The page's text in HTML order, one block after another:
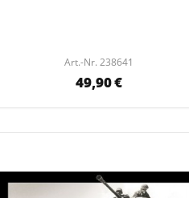
Art.-Nr. 238641
49,90 €